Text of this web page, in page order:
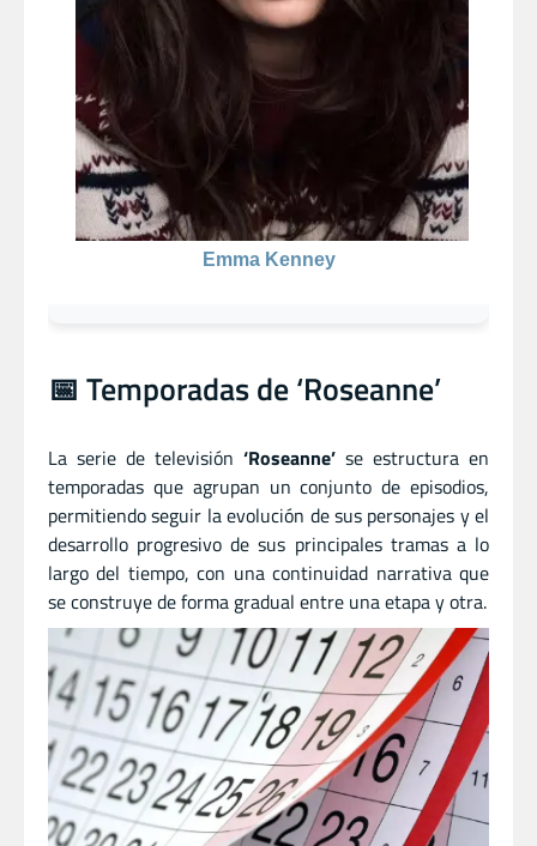
Emma Kenney
📅 Temporadas de ‘Roseanne’
La serie de televisión ‘Roseanne’ se estructura en
temporadas que agrupan un conjunto de episodios,
permitiendo seguir la evolución de sus personajes y el
desarrollo progresivo de sus principales tramas a lo
largo del tiempo, con una continuidad narrativa que
se construye de forma gradual entre una etapa y otra.